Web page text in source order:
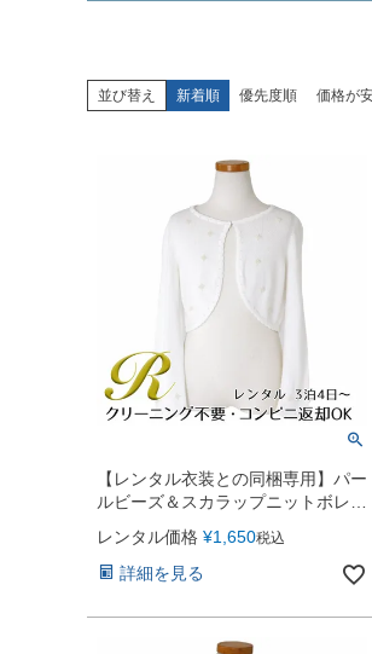
並び替え 新着順 優先度順 価格が
【レンタル衣装との同梱専用】パー
ルビーズ＆スカラップニットボレロ
（CDC3010）
レンタル価格 ¥1,650税込
詳細を見る